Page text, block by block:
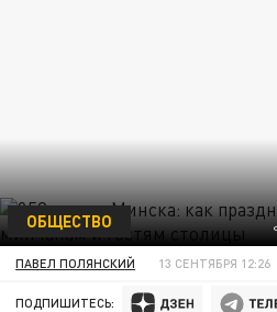
ОБЩЕСТВО
ПАВЕЛ ПОЛЯНСКИЙ 13 СЕНТЯБРЯ 12:26
ПОДПИШИТЕСЬ: